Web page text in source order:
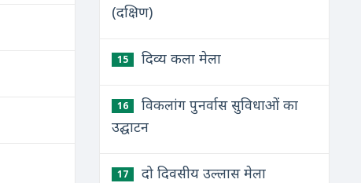
(दक्षिण)
15 दिव्य कला मेला
16
विकलांग पुनर्वास सुविधाओं का
उद्घाटन
17 दो दिवसीय उल्लास मेला